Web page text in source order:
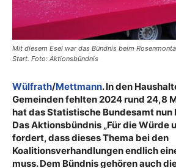
Mit diesem Esel war das Bündnis beim
Start. Foto: Aktionsbündnis
Wülfrath/Mettmann. In den
Gemeinden fehlten 2024 rund 24,8
hat das Statistische Bundesamt
Das Aktionsbündnis „Für die Würde
fordert, dass dieses Thema bei den
Koalitionsverhandlungen endlich
muss. Dem Bündnis gehören auch